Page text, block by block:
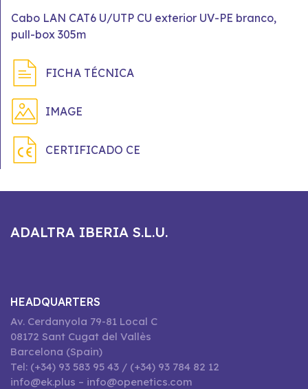
Cabo LAN CAT6 U/UTP CU exterior UV-PE branco,
pull-box 305m
FICHA TÉCNICA
IMAGE
CERTIFICADO CE
ADALTRA IBERIA S.L.U.
HEADQUARTERS
Av. Cerdanyola 79-81 Local C
08172 Sant Cugat del Vallès
Barcelona (Spain)
Tel: (+34) 93 583 95 43 / (+34) 93 784 82 12
info@ek.plus – info@openetics.com